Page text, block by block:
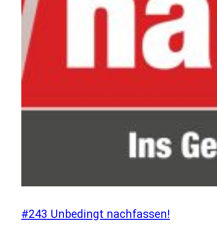
#243 Unbedingt nachfassen!